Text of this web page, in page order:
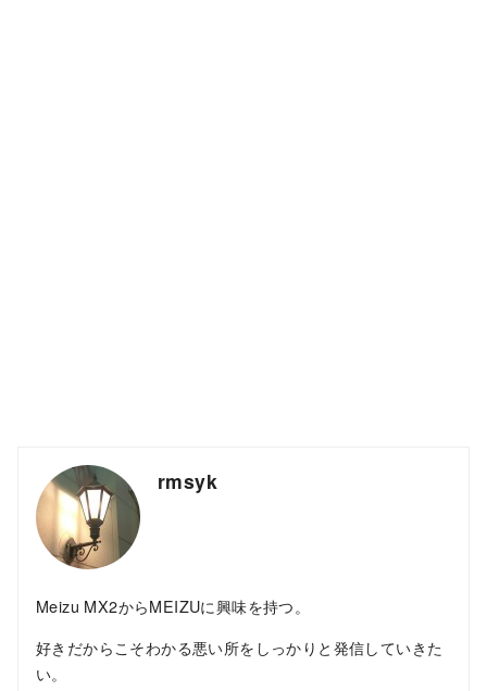
rmsyk
Meizu MX2からMEIZUに興味を持つ。
好きだからこそわかる悪い所をしっかりと発信していきた
い。